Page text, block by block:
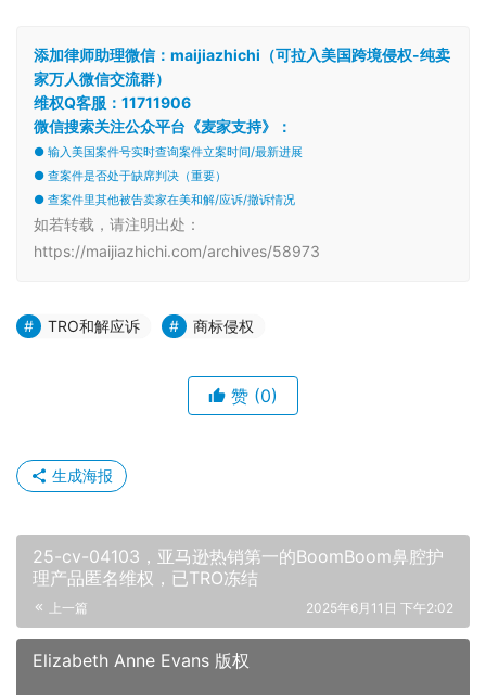
添加律师助理微信：maijiazhichi（可拉入美国跨境侵权-纯卖
家万人微信交流群）
维权Q客服：11711906
微信搜索关注公众平台《麦家支持》：
● 输入美国案件号实时查询案件立案时间/最新进展
● 查案件是否处于缺席判决（重要）
● 查案件里其他被告卖家在美和解/应诉/撤诉情况
如若转载，请注明出处：
https://maijiazhichi.com/archives/58973
TRO和解应诉 商标侵权
赞 (0)
生成海报
25-cv-04103，亚马逊热销第一的BoomBoom鼻腔护
理产品匿名维权，已TRO冻结
上一篇 2025年6月11日 下午2:02
Elizabeth Anne Evans 版权